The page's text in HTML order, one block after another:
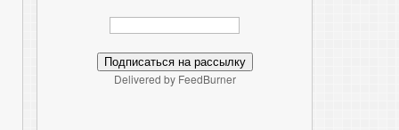
Delivered by FeedBurner